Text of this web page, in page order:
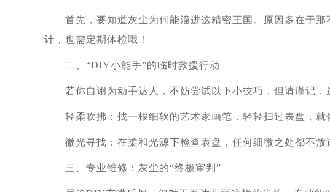
首先，要知道灰尘为何能溜进这精密王国。原因多在于那
计，也需定期体检哦！
二、“DIY小能手”的临时救援行动
若你自诩为动手达人，不妨尝试以下小技巧，但请谨记，
轻柔吹拂：找一根细软的艺术家画笔，轻轻扫过表盘，就
微光寻找：在柔和光源下检查表盘，任何细微之处都不放
三、专业维修：灰尘的“终极审判”